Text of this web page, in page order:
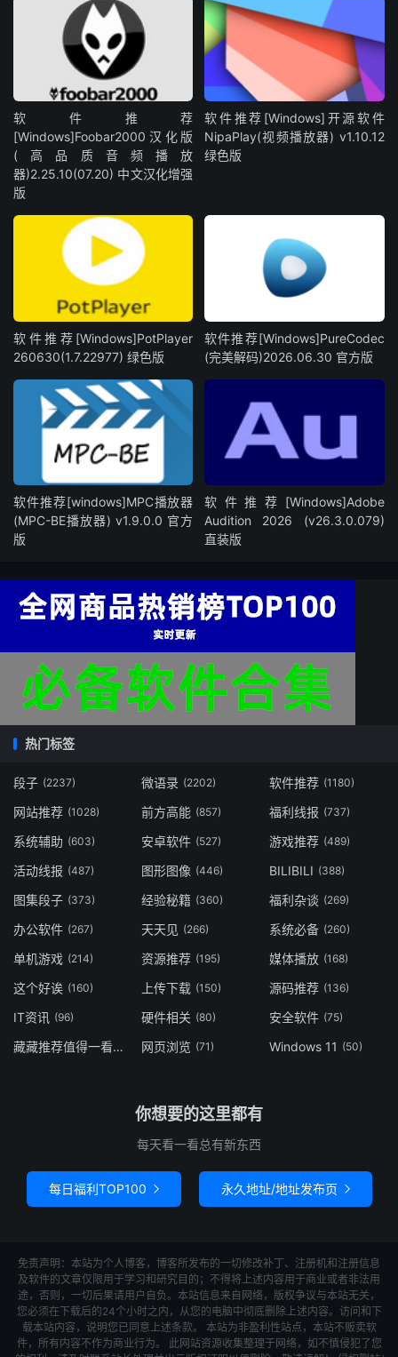
软件推荐
[Windows]Foobar2000汉化版
(高品质音频播放
器)2.25.10(07.20) 中文汉化增强
版
软件推荐[Windows]开源软件
NipaPlay(视频播放器) v1.10.12
绿色版
软件推荐[Windows]PotPlayer
260630(1.7.22977) 绿色版
软件推荐[Windows]PureCodec
(完美解码)2026.06.30 官方版
软件推荐[windows]MPC播放器
(MPC-BE播放器) v1.9.0.0 官方
版
软件推荐[Windows]Adobe
Audition 2026 (v26.3.0.079)
直装版
热门标签
段子 (2237) 微语录 (2202) 软件推荐 (1180)
网站推荐 (1028) 前方高能 (857) 福利线报 (737)
系统辅助 (603) 安卓软件 (527) 游戏推荐 (489)
活动线报 (487) 图形图像 (446) BILIBILI (388)
图集段子 (373) 经验秘籍 (360) 福利杂谈 (269)
办公软件 (267) 天天见 (266) 系统必备 (260)
单机游戏 (214) 资源推荐 (195) 媒体播放 (168)
这个好诶 (160) 上传下载 (150) 源码推荐 (136)
IT资讯 (96) 硬件相关 (80) 安全软件 (75)
藏藏推荐值得一看(73) 网页浏览 (71) Windows 11 (50)
你想要的这里都有
每天看一看总有新东西
每日福利TOP100  永久地址/地址发布页 
免责声明：本站为个人博客，博客所发布的一切修改补丁、注册机和注册信息
及软件的文章仅限用于学习和研究目的；不得将上述内容用于商业或者非法用
途，否则，一切后果请用户自负。本站信息来自网络，版权争议与本站无关，
您必须在下载后的24个小时之内，从您的电脑中彻底删除上述内容。访问和下
载本站内容，说明您已同意上述条款。 本站为非盈利性站点，本站不贩卖软
件，所有内容不作为商业行为。 此网站资源收集整理于网络，如不慎侵犯了您